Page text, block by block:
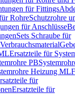
für Fittings
RohreSchutzrohre
für Anschlüsse
Sets Schraube für
Verbrauchsmaterial
Ersatzteile für
PB
Heizung ML
für
Ersatzteile für